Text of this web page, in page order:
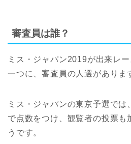
審査員は誰？
ミス・ジャパン2019が出来レ
一つに、審査員の人選がありま
ミス・ジャパンの東京予選では
で点数をつけ、観覧者の投票も
うです。